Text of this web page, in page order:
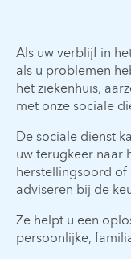
Als uw verblijf in
als u problemen
het ziekenhuis,
met onze sociale
De sociale dienst
uw terugkeer naar
herstellingsoord of
adviseren bij de
Ze helpt u een
persoonlijke,